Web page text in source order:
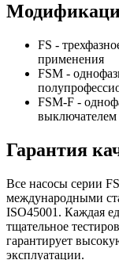
FS -
применения
FSM -
FSM-F -
выключателем
Гарантия
Все насосы серии
международными
ISO45001. Каждая
тщательное
гарантирует
эксплуатации.